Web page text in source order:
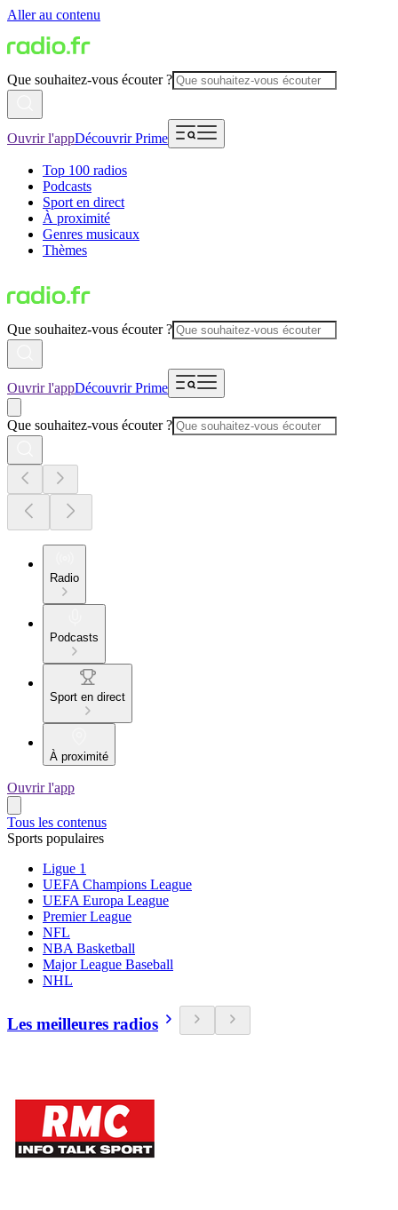
Aller au contenu
Que souhaitez-vous écouter ?
Ouvrir l'appDécouvrir Prime
Top 100 radios
Podcasts
Sport en direct
À proximité
Genres musicaux
Thèmes
Que souhaitez-vous écouter ?
Ouvrir l'appDécouvrir Prime
Que souhaitez-vous écouter ?
Radio
Podcasts
Sport en direct
À proximité
Ouvrir l'app
Tous les contenus
Sports populaires
Ligue 1
UEFA Champions League
UEFA Europa League
Premier League
NFL
NBA Basketball
Major League Baseball
NHL
Les meilleures radios